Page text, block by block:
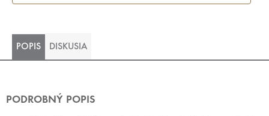
POPIS DISKUSIA
PODROBNÝ POPIS